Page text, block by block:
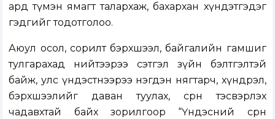
ард түмэн ямагт талархаж, бахархан хүндэтгэдэг
гэдгийг тодотголоо.
Аюул осол, сорилт бэрхшээл, байгалийн гамшиг
тулгарахад нийтээрээ сэтгэл зүйн бэлтгэлтэй
байж, улс үндэстнээрээ нэгдэн нягтарч, хүндрэл,
бэрхшээлийг даван туулах, сөрөн тэсвэрлэх
чадавхтай байх зорилгоор “Үндэсний сөрөн